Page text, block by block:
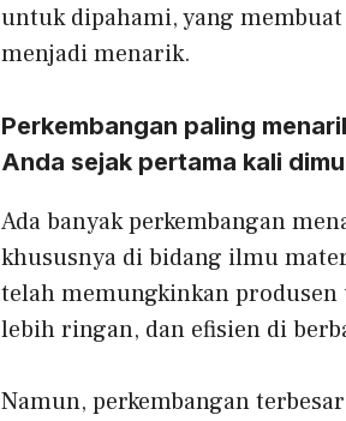
untuk dipahami, yang
menjadi menarik.
Perkembangan paling
Anda sejak pertama kali
Ada banyak perkembangan
khususnya di bidang ilmu
telah memungkinkan
lebih ringan, dan efisien di
Namun, perkembangan